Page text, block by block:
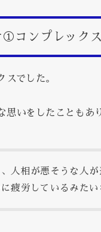
コンプレック
でした。
いをしたこともあ
人相が悪そうな人
疲労しているみたい